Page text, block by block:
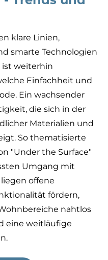
klare Linien,
smarte Technologien
weiterhin
Einfachheit und
Ein wachsender
die sich in der
Materialien und
So thematisierte
"Under the Surface"
Umgang mit
offene
fördern,
nahtlos
eine weitläufige